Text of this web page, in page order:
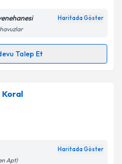
ilişkin
Aydınlatma
kişisel verilerimin belirtilen
kabul ediyorum.
Haritada Göster
Talep Et
için randevu takvimi talebi
randevu almanız için bir
e-posta ile bilgilendireceğiz.
Koral
Haritada Göster
Apt)